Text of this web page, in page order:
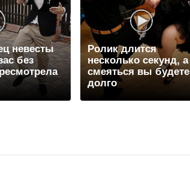
невесты
без
Ролик длится
несколько секунд, а
смеяться вы будете
долго